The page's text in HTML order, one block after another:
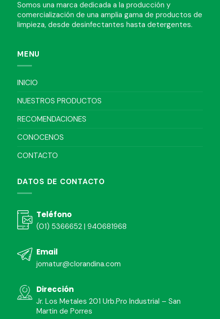
Somos una marca dedicada a la producción y
comercialización de una amplia gama de productos de
limpieza, desde desinfectantes hasta detergentes.
MENU
INICIO
NUESTROS PRODUCTOS
RECOMENDACIONES
CONOCENOS
CONTACTO
DATOS DE CONTACTO
Teléfono
(01) 5366652 | 940681968
Email
jomatur@clorandina.com
Dirección
Jr. Los Metales 201 Urb.Pro Industrial – San
Martin de Porres